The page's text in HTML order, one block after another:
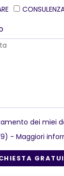
dei miei
- Maggiori